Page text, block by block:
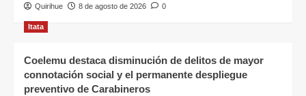
Quirihue 8 de agosto de 2026 0
Itata
Coelemu destaca disminución de delitos de mayor
connotación social y el permanente despliegue
preventivo de Carabineros